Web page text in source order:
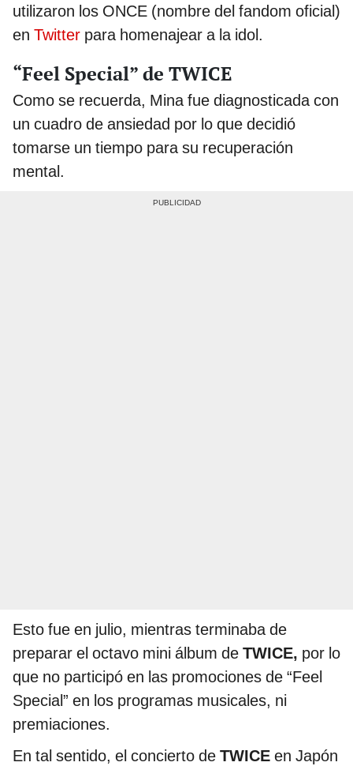
utilizaron los ONCE (nombre del fandom oficial)
en Twitter para homenajear a la idol.
“Feel Special” de TWICE
Como se recuerda, Mina fue diagnosticada con
un cuadro de ansiedad por lo que decidió
tomarse un tiempo para su recuperación
mental.
Esto fue en julio, mientras terminaba de
preparar el octavo mini álbum de TWICE, por lo
que no participó en las promociones de “Feel
Special” en los programas musicales, ni
premiaciones.
En tal sentido, el concierto de TWICE en Japón